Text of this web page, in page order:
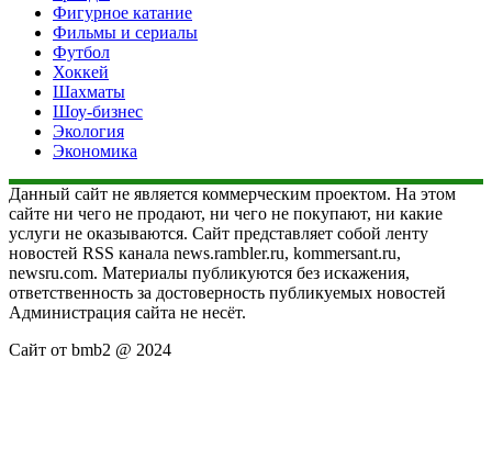
Фигурное катание
Фильмы и сериалы
Футбол
Хоккей
Шахматы
Шоу-бизнес
Экология
Экономика
Данный сайт не является коммерческим проектом. На этом
сайте ни чего не продают, ни чего не покупают, ни какие
услуги не оказываются. Сайт представляет собой ленту
новостей RSS канала news.rambler.ru, kommersant.ru,
newsru.com. Материалы публикуются без искажения,
ответственность за достоверность публикуемых новостей
Администрация сайта не несёт.
Сайт от bmb2 @ 2024